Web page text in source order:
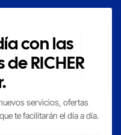
con las
RICHER
servicios, ofertas
te facilitarán el día a día.